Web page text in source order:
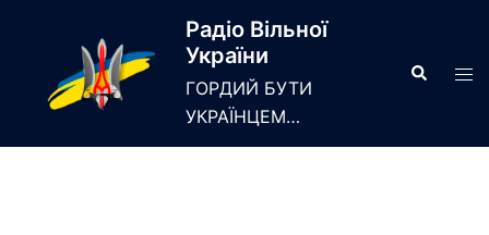
Радіо Вільної
України
ГОРДИЙ БУТИ
УКРАЇНЦЕМ…
Search